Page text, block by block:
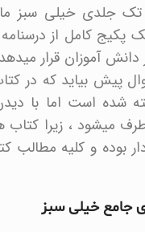
جلدی خیلی سبز
پکیج کامل از
آموزان قرار
پیش بیاید که در
شده است اما با
میشود ، زیرا
بوده و کلیه مطالب
جامع خیلی سبز